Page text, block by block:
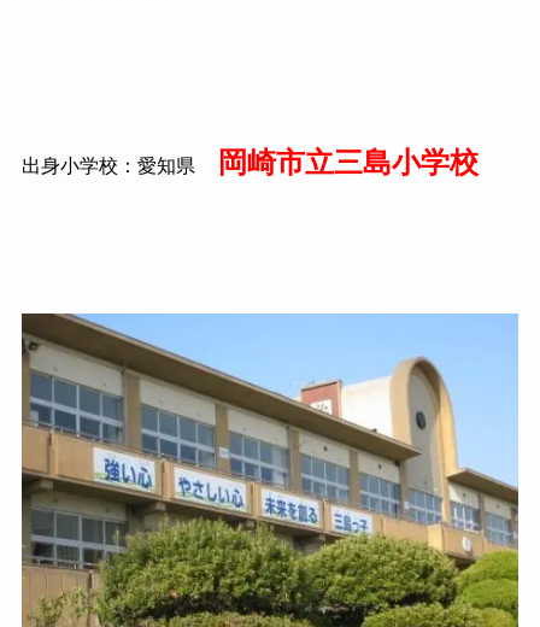
出身小学校：愛知県 岡崎市立三島小学校